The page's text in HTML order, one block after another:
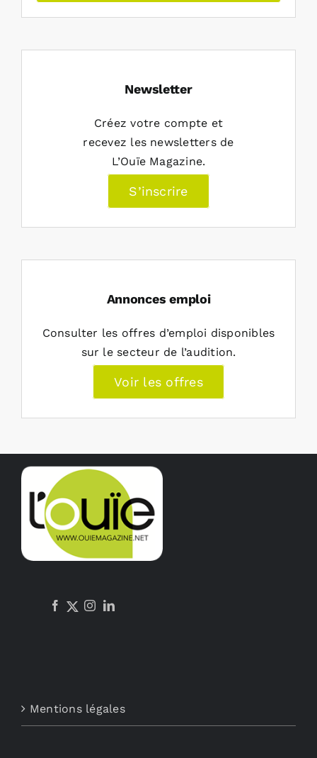
Newsletter
Créez votre compte et
recevez les newsletters de
L’Ouïe Magazine.
S’inscrire
Annonces emploi
Consulter les offres d’emploi disponibles
sur le secteur de l’audition.
Voir les offres
Mentions légales